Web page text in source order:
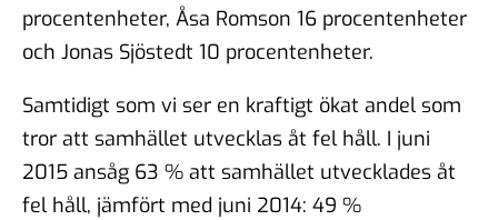
procentenheter, Åsa Romson 16 procentenheter
och Jonas Sjöstedt 10 procentenheter.
Samtidigt som vi ser en kraftigt ökat andel som
tror att samhället utvecklas åt fel håll. I juni
2015 ansåg 63 % att samhället utvecklades åt
fel håll, jämfört med juni 2014: 49 %